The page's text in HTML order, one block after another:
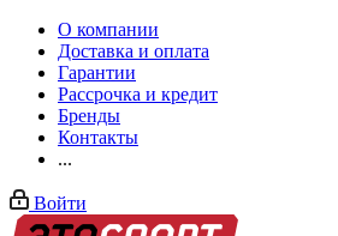
О компании
Доставка и оплата
Гарантии
Рассрочка и кредит
Бренды
Контакты
...
Войти